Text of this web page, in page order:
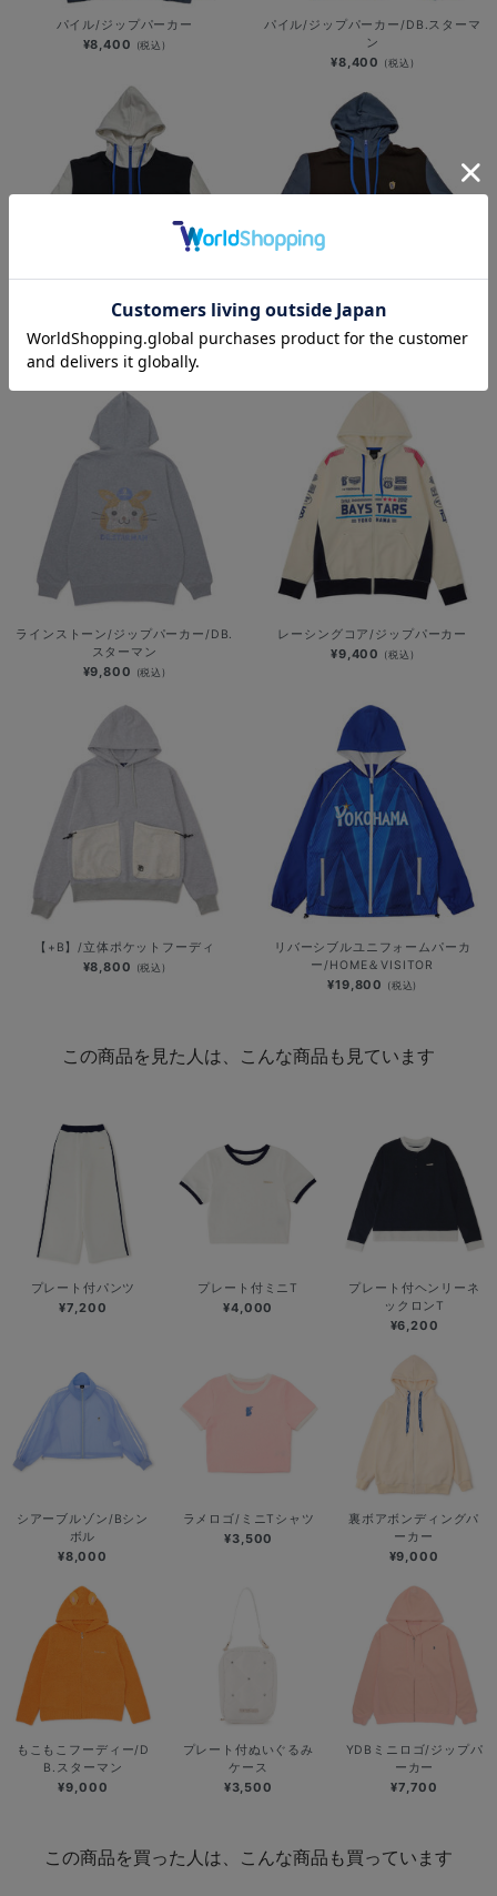
パイル/ジップパーカー
¥8,400 (税込)
パイル/ジップパーカー/DB.スターマ
ン
¥8,400 (税込)
裏毛/ジップパーカー/DB.スターマン
¥8,800 (税込)
裏毛/ジップパーカー
ラインストーン/ジップパーカー/DB.
スターマン
¥9,800 (税込)
レーシングコア/ジップパーカー
¥9,400 (税込)
【+B】/立体ポケットフーディ
¥8,800 (税込)
リバーシブルユニフォームパーカ
ー/HOME＆VISITOR
¥19,800 (税込)
この商品を見た人は、こんな商品も見ています
プレート付パンツ
¥7,200
プレート付ミニT
¥4,000
プレート付ヘンリーネ
ックロンT
¥6,200
シアーブルゾン/Bシン
ボル
¥8,000
ラメロゴ/ミニTシャツ
¥3,500
裏ボアボンディングパ
ーカー
¥9,000
もこもこフーディー/D
B.スターマン
¥9,000
プレート付ぬいぐるみ
ケース
¥3,500
YDBミニロゴ/ジップパ
ーカー
¥7,700
この商品を買った人は、こんな商品も買っています